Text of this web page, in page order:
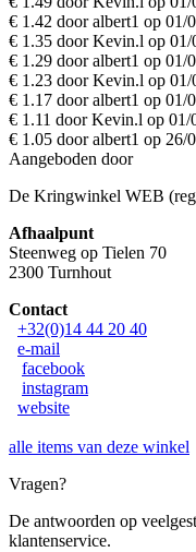
€ 1.42 door albert1 op 01/
€ 1.35 door Kevin.l op 01/
€ 1.29 door albert1 op 01/
€ 1.23 door Kevin.l op 01/
€ 1.17 door albert1 op 01/
€ 1.11 door Kevin.l op 01/
€ 1.05 door albert1 op 26/
Aangeboden door
De Kringwinkel WEB
Afhaalpunt
Steenweg op Tielen 70
2300 Turnhout
Contact
+32(0)14 44 20 40
e-mail
facebook
instagram
website
alle items van deze winkel
Vragen?
De antwoorden op
klantenservice.